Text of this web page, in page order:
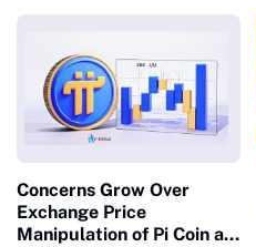
Concerns Grow Over
Exchange Price
Manipulation of Pi Coin as